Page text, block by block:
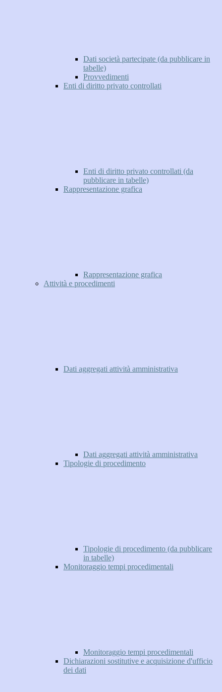
Dati società partecipate (da pubblicare in
tabelle)
Provvedimenti
Enti di diritto privato controllati
Enti di diritto privato controllati (da
pubblicare in tabelle)
Rappresentazione grafica
Rappresentazione grafica
Attività e procedimenti
Dati aggregati attività amministrativa
Dati aggregati attività amministrativa
Tipologie di procedimento
Tipologie di procedimento (da pubblicare
in tabelle)
Monitoraggio tempi procedimentali
Monitoraggio tempi procedimentali
Dichiarazioni sostitutive e acquisizione d'ufficio
dei dati